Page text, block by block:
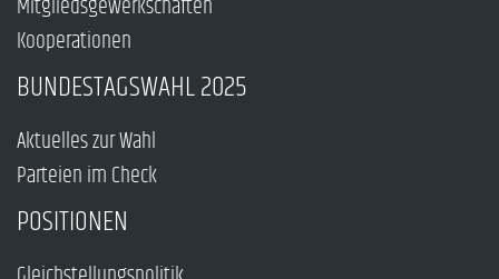
Mitgliedsgewerkschaften
Kooperationen
BUNDESTAGSWAHL 2025
Aktuelles zur Wahl
Parteien im Check
POSITIONEN